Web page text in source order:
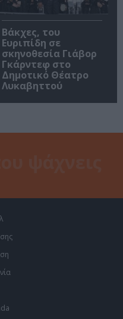
Βάκχες, του
Ευριπίδη σε
σκηνοθεσία Γιάβορ
Γκάρντεφ στο
Δημοτικό Θέατρο
Λυκαβηττού